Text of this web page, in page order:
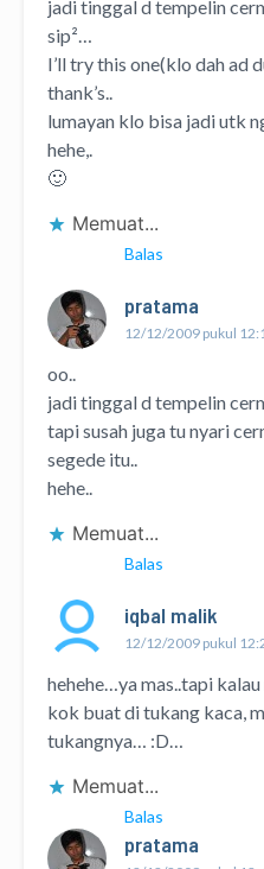
jadi tinggal d tempelin
sip²…
I’ll try this one(klo dah ad
thank’s..
lumayan klo bisa jadi utk
hehe,.
🙂
Memuat...
Balas
pratama
12/12/2009 pukul
oo..
jadi tinggal d tempelin
tapi susah juga tu nyari
segede itu..
hehe..
Memuat...
Balas
iqbal malik
12/12/2009 pukul
hehehe…ya mas..tapi
kok buat di tukang kaca,
tukangnya… :D…
Memuat...
Balas
pratama